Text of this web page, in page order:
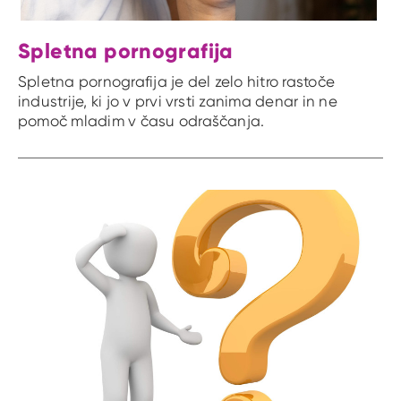
Spletna pornografija
Spletna pornografija je del zelo hitro rastoče
industrije, ki jo v prvi vrsti zanima denar in ne
pomoč mladim v času odraščanja.